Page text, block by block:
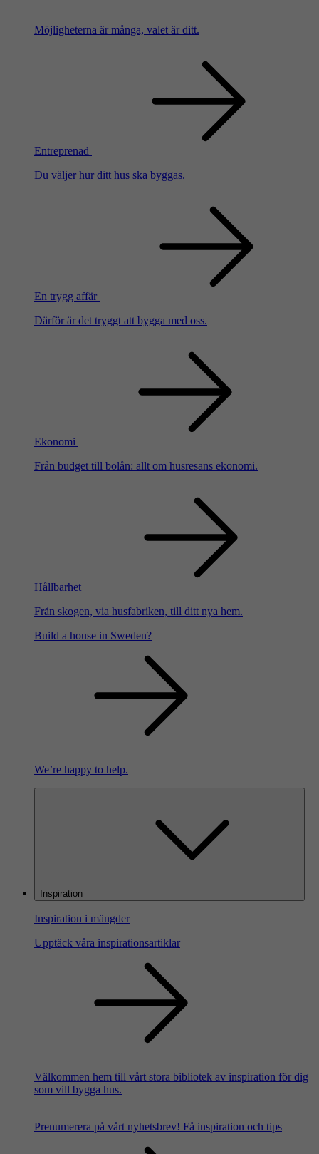
Möjligheterna är många, valet är ditt.
Entreprenad
Du väljer hur ditt hus ska byggas.
En trygg affär
Därför är det tryggt att bygga med oss.
Ekonomi
Från budget till bolån: allt om husresans ekonomi.
Hållbarhet
Från skogen, via husfabriken, till ditt nya hem.
Build a house in Sweden?
We’re happy to help.
Inspiration
Inspiration i mängder
Upptäck våra inspirationsartiklar
Välkommen hem till vårt stora bibliotek av inspiration för dig
som vill bygga hus.
Prenumerera på vårt nyhetsbrev! Få inspiration och tips